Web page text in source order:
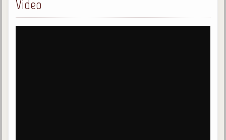
séance d'aide spirituelle
Diaporamas
Video